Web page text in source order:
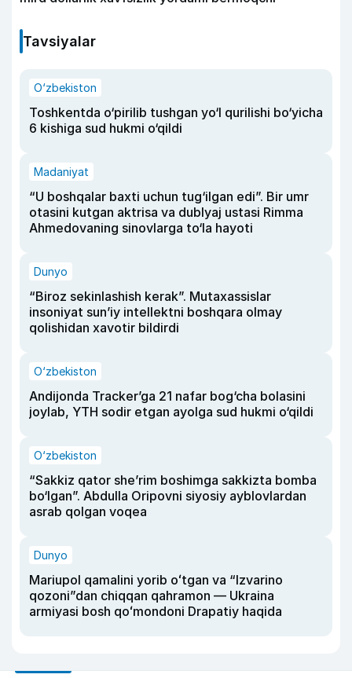
Tavsiyalar
O‘zbekiston
Toshkentda o‘pirilib tushgan yo‘l qurilishi bo‘yicha
6 kishiga sud hukmi o‘qildi
Madaniyat
“U boshqalar baxti uchun tug‘ilgan edi”. Bir umr
otasini kutgan aktrisa va dublyaj ustasi Rimma
Ahmedovaning sinovlarga to‘la hayoti
Dunyo
“Biroz sekinlashish kerak”. Mutaxassislar
insoniyat sun’iy intellektni boshqara olmay
qolishidan xavotir bildirdi
O‘zbekiston
Andijonda Tracker’ga 21 nafar bog‘cha bolasini
joylab, YTH sodir etgan ayolga sud hukmi o‘qildi
O‘zbekiston
“Sakkiz qator she’rim boshimga sakkizta bomba
bo‘lgan”. Abdulla Oripovni siyosiy ayblovlardan
asrab qolgan voqea
Dunyo
Mariupol qamalini yorib oʻtgan va “Izvarino
qozoni”dan chiqqan qahramon — Ukraina
armiyasi bosh qoʻmondoni Drapatiy haqida